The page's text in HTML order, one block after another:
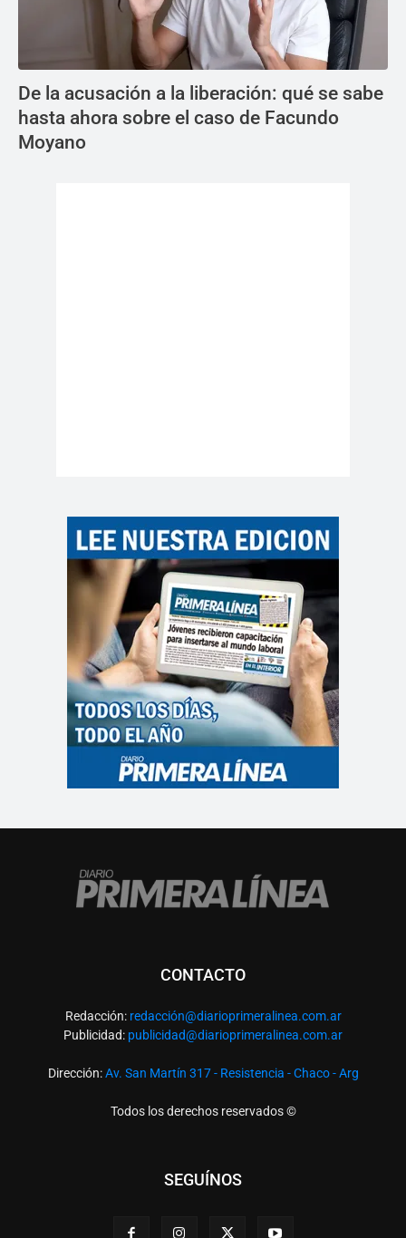
De la acusación a la liberación: qué se sabe
hasta ahora sobre el caso de Facundo
Moyano
CONTACTO
Redacción: redacción@diarioprimeralinea.com.ar
Publicidad: publicidad@diarioprimeralinea.com.ar
Dirección:Av. San Martín 317 - Resistencia - Chaco - Arg
Todos los derechos reservados ©
SEGUÍNOS